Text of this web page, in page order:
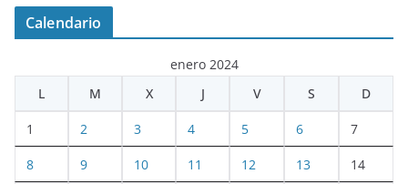
Calendario
enero 2024
L
M X J V S D
1 2 3 4 5 6 7
8 9 10 11 12 13 14